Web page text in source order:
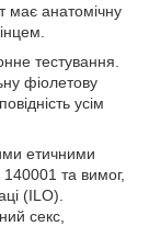
має анатомічну
тестування.
фіолетову
усім
етичними
та вимог,
(ILO).
секс,